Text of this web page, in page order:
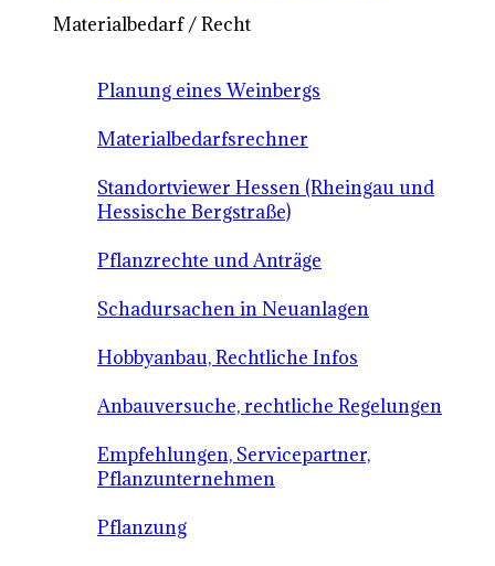
Materialbedarf / Recht
Planung eines Weinbergs
Materialbedarfsrechner
Standortviewer Hessen (Rheingau und
Hessische Bergstraße)
Pflanzrechte und Anträge
Schadursachen in Neuanlagen
Hobbyanbau, Rechtliche Infos
Anbauversuche, rechtliche Regelungen
Empfehlungen, Servicepartner,
Pflanzunternehmen
Pflanzung